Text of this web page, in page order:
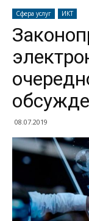
Сфера услуг ИКТ
08.07.2019